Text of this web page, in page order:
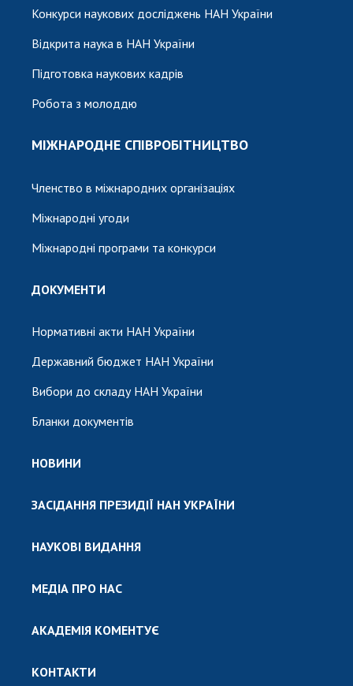
Конкурси наукових досліджень НАН України
Відкрита наука в НАН України
Підготовка наукових кадрів
Робота з молоддю
МІЖНАРОДНЕ СПІВРОБІТНИЦТВО
Членство в міжнародних організаціях
Міжнародні угоди
Міжнародні програми та конкурси
ДОКУМЕНТИ
Нормативні акти НАН України
Державний бюджет НАН України
Вибори до складу НАН України
Бланки документів
НОВИНИ
ЗАСІДАННЯ ПРЕЗИДІЇ НАН УКРАЇНИ
НАУКОВІ ВИДАННЯ
МЕДІА ПРО НАС
АКАДЕМІЯ КОМЕНТУЄ
КОНТАКТИ